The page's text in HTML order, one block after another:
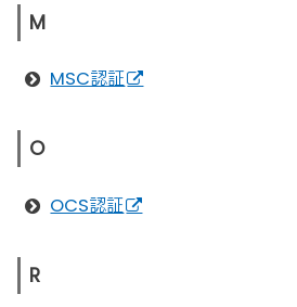
M
MSC認証
O
OCS認証
R